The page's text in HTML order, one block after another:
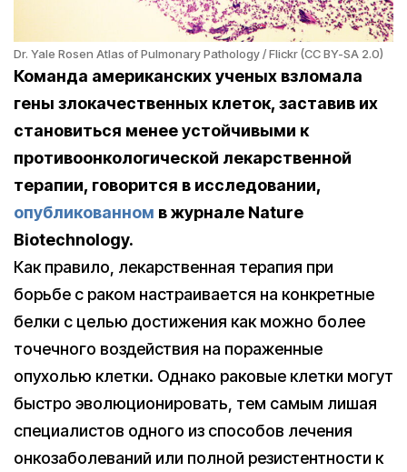
Dr. Yale Rosen Atlas of Pulmonary Pathology / Flickr (CC BY-SA 2.0)
Команда американских ученых взломала
гены злокачественных клеток, заставив их
становиться менее устойчивыми к
противоонкологической лекарственной
терапии, говорится в исследовании,
опубликованном в журнале Nature
Biotechnology.
Как правило, лекарственная терапия при
борьбе с раком настраивается на конкретные
белки с целью достижения как можно более
точечного воздействия на пораженные
опухолью клетки. Однако раковые клетки могут
быстро эволюционировать, тем самым лишая
специалистов одного из способов лечения
онкозаболеваний или полной резистентности к